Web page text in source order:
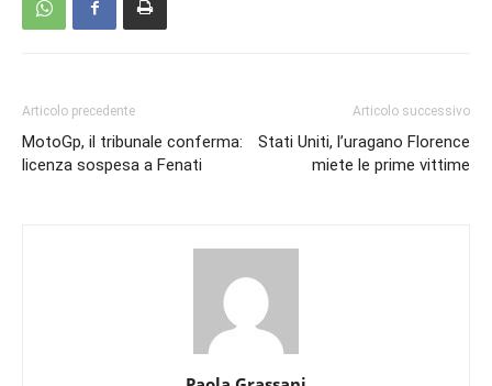
Articolo precedente
MotoGp, il tribunale conferma:
licenza sospesa a Fenati
Articolo successivo
Stati Uniti, l’uragano Florence
miete le prime vittime